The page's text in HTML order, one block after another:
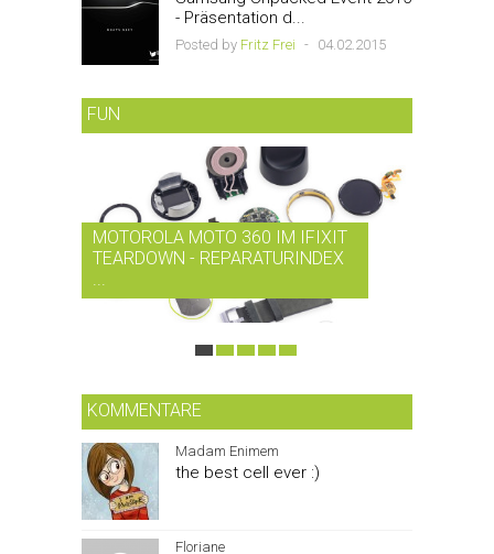
- Präsentation d...
Posted by Fritz Frei - 04.02.2015
FUN
MOTOROLA MOTO 360 IM IFIXIT
TEARDOWN - REPARATURINDEX
...
KOMMENTARE
Madam Enimem
the best cell ever :)
Floriane